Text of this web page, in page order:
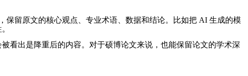
留原文的核心观点、专业术语、数据和结论。比如把 AI 生成的模
看出是降重后的内容。对于硕博论文来说，也能保留论文的学术深